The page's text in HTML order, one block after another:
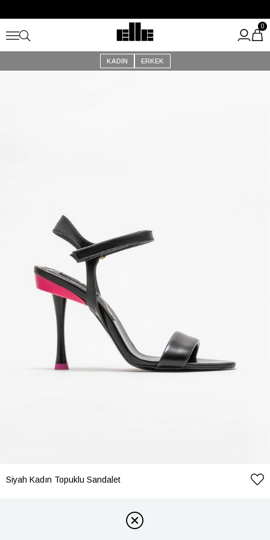
Kargo Ücretsiz!
KADIN ERKEK
0
Siyah Kadın Topuklu Sandalet